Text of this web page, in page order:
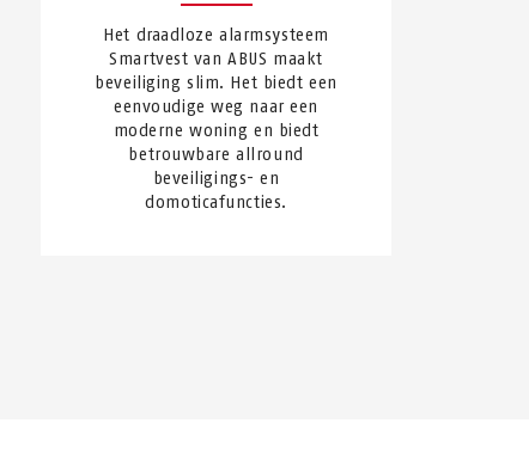
Het draadloze alarmsysteem
Smartvest van ABUS maakt
beveiliging slim. Het biedt een
eenvoudige weg naar een
moderne woning en biedt
betrouwbare allround
beveiligings- en
domoticafuncties.